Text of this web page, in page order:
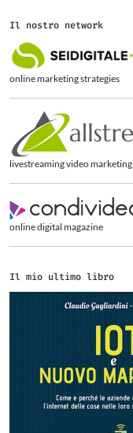
r
p
:
Il nostro network
online marketing strategies
livestreaming video marketing
online digital magazine
Il mio ultimo libro